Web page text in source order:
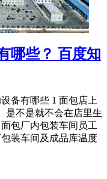
哪些？ 百度知
备有哪些 1 面包店上
是不是就不会在店里生
包厂内包装车间员工
装车间及成品库温度